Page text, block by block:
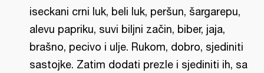
iseckani crni luk, beli luk, peršun, šargarepu,
alevu papriku, suvi biljni začin, biber, jaja,
brašno, pecivo i ulje. Rukom, dobro, sjediniti
sastojke. Zatim dodati prezle i sjediniti ih, sa